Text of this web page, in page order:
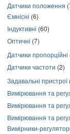
Датчики положення
Ємнісні (6)
Індуктивні (60)
Оптичні (7)
Датчики пропорційні
Датчики частоти (2)
Задавальні пристрої
Вимірювання та
Вимірювання та
Вимірювання та
Вимірники-